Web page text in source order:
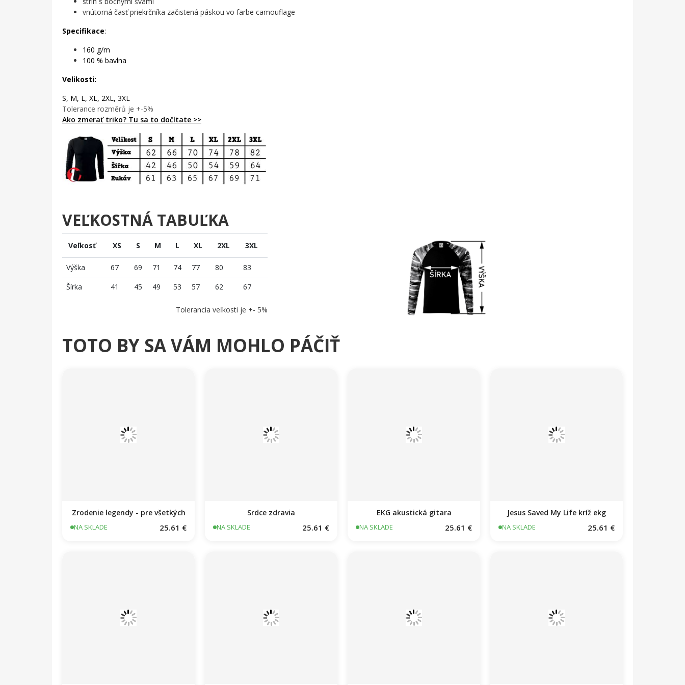
vnútorná časť priekrčníka začistená páskou vo farbe camouflage
Specifikace:
160 g/m
100 % bavlna
Velikosti:
S, M, L, XL, 2XL, 3XL
Tolerance rozměrů je +-5%
Ako zmerať triko? Tu sa to dočítate >>
VEĽKOSTNÁ TABUĽKA
Veľkosť XS S M L XL 2XL 3XL
Výška 67 69 71 74 77 80
83
Šírka
41 45 49 53 57 62 67
Tolerancia veľkosti je +- 5%
TOTO BY SA VÁM MOHLO PÁČIŤ
Zrodenie legendy - pre všetkých
NA SKLADE 25.61 €
Srdce zdravia
NA SKLADE 25.61 €
EKG akustická gitara
NA SKLADE 25.61 €
Jesus Saved My Life kríž ekg
NA SKLADE 25.61 €